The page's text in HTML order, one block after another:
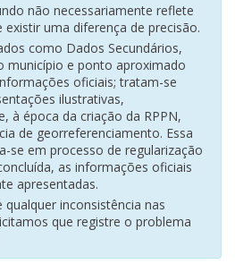
não necessariamente reflete
existir uma diferença de precisão.
como Dados Secundários,
município e ponto aproximado
oficiais; tratam-se
ilustrativas,
à época da criação da RPPN,
de georreferenciamento. Essa
se em processo de regularização
as informações oficiais
apresentadas.
qualquer inconsistência nas
que registre o problema